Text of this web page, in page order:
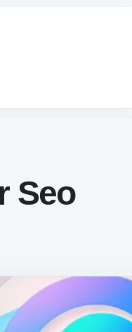
Seo